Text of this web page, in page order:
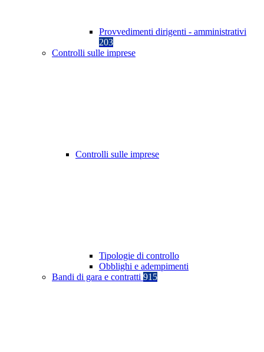
Provvedimenti dirigenti - amministrativi
203
Controlli sulle imprese
Controlli sulle imprese
Tipologie di controllo
Obblighi e adempimenti
Bandi di gara e contratti 915